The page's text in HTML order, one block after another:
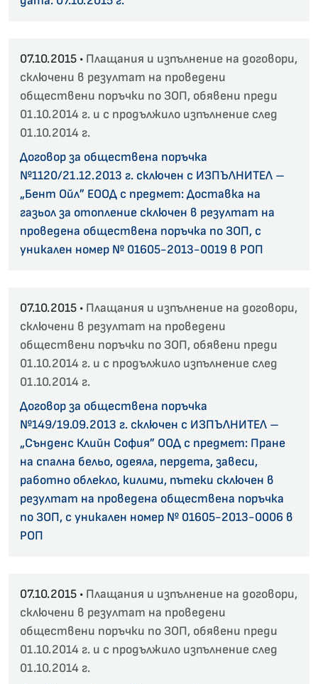
07.10.2015 • Плащания и изпълнение на договори,
сключени в резултат на проведени
обществени поръчки по ЗОП, обявени преди
01.10.2014 г. и с продължило изпълнение след
01.10.2014 г.
Договор за обществена поръчка
№1120/21.12.2013 г. сключен с ИЗПЪЛНИТЕЛ –
„Бент Ойл” ЕООД с предмет: Доставка на
газьол за отопление сключен в резултат на
проведена обществена поръчка по ЗОП, с
уникален номер № 01605-2013-0019 в РОП
07.10.2015 • Плащания и изпълнение на договори,
сключени в резултат на проведени
обществени поръчки по ЗОП, обявени преди
01.10.2014 г. и с продължило изпълнение след
01.10.2014 г.
Договор за обществена поръчка
№149/19.09.2013 г. сключен с ИЗПЪЛНИТЕЛ –
„Сънденс Клийн София” ООД с предмет: Пране
на спална бельо, одеяла, пердета, завеси,
работно облекло, килими, пътеки сключен в
резултат на проведена обществена поръчка
по ЗОП, с уникален номер № 01605-2013-0006 в
РОП
07.10.2015 • Плащания и изпълнение на договори,
сключени в резултат на проведени
обществени поръчки по ЗОП, обявени преди
01.10.2014 г. и с продължило изпълнение след
01.10.2014 г.